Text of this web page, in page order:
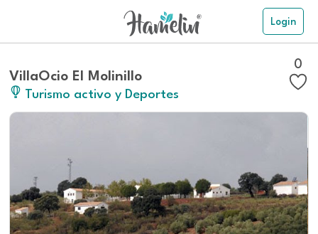
Login
VillaOcio El Molinillo
Turismo activo y Deportes
0